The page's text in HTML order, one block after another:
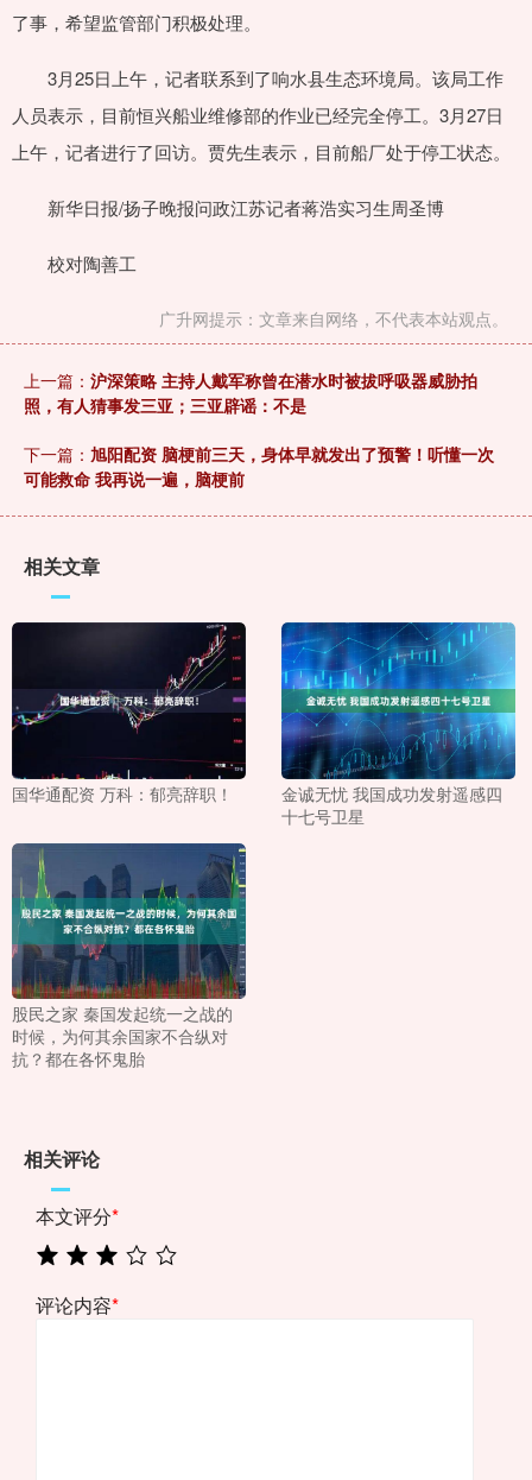
了事，希望监管部门积极处理。
3月25日上午，记者联系到了响水县生态环境局。该局工作
人员表示，目前恒兴船业维修部的作业已经完全停工。3月27日
上午，记者进行了回访。贾先生表示，目前船厂处于停工状态。
新华日报/扬子晚报问政江苏记者蒋浩实习生周圣博
校对陶善工
广升网提示：文章来自网络，不代表本站观点。
上一篇： 沪深策略 主持人戴军称曾在潜水时被拔呼吸器威胁拍
照，有人猜事发三亚；三亚辟谣：不是
下一篇： 旭阳配资 脑梗前三天，身体早就发出了预警！听懂一次
可能救命 我再说一遍，脑梗前
相关文章
国华通配资 ​万科：郁亮辞职！
金诚无忧 我国成功发射遥感四
十七号卫星
股民之家 秦国发起统一之战的
时候，为何其余国家不合纵对
抗？都在各怀鬼胎
相关评论
本文评分*
评论内容*